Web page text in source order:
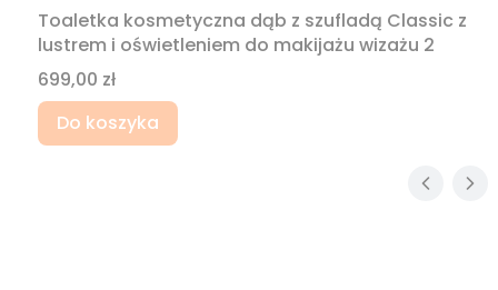
Toaletka kosmetyczna dąb z szufladą Classic z
lustrem i oświetleniem do makijażu wizażu 2
Cena
699,00 zł
Do koszyka